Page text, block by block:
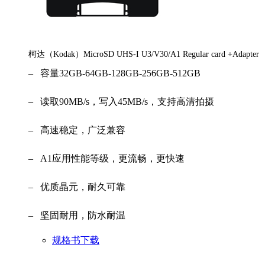
柯达（Kodak）MicroSD UHS-I U3/V30/A1 Regular card +Adapter
– 容量32GB-64GB-128GB-256GB-512GB
– 读取90MB/s，写入45MB/s，支持高清拍摄
– 高速稳定，广泛兼容
– A1应用性能等级，更流畅，更快速
– 优质晶元，耐久可靠
– 坚固耐用，防水耐温
规格书下载